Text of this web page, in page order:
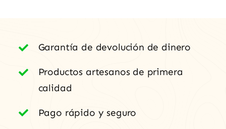
Garantía de devolución de dinero
Productos artesanos de primera
calidad
Pago rápido y seguro